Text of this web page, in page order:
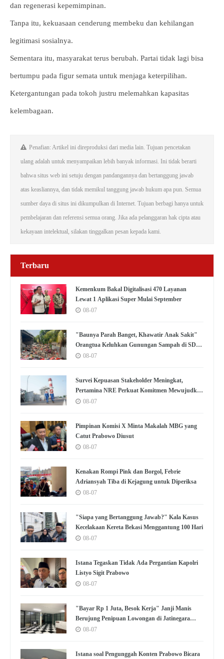
dan regenerasi kepemimpinan.
Tanpa itu, kekuasaan cenderung membeku dan kehilangan
legitimasi sosialnya.
Sementara itu, masyarakat terus berubah. Partai tidak lagi bisa
bertumpu pada figur semata untuk menjaga keterpilihan.
Ketergantungan pada tokoh justru melemahkan kapasitas
kelembagaan.
Penafian: Artikel ini direproduksi dari media lain. Tujuan pencetakan
ulang adalah untuk menyampaikan lebih banyak informasi. Ini tidak berarti
bahwa situs web ini setuju dengan pandangannya dan bertanggung jawab
atas keasliannya, dan tidak memikul tanggung jawab hukum apa pun. Semua
sumber daya di situs ini dikumpulkan di Internet. Tujuan berbagi hanya untuk
pembelajaran dan referensi semua orang. Jika ada pelanggaran hak cipta atau
kekayaan intelektual, silakan tinggalkan pesan kepada kami.
Terbaru
Kemenkum Bakal Digitalisasi 470 Layanan
Lewat 1 Aplikasi Super Mulai September
08-07
"Baunya Parah Banget, Khawatir Anak Sakit"
Orangtua Keluhkan Gunungan Sampah di SDN
Kedaung Kali Angke
08-07
Survei Kepuasan Stakeholder Meningkat,
Pertamina NRE Perkuat Komitmen Mewujudkan
Transisi Energi Berkelanjutan
08-07
Pimpinan Komisi X Minta Makalah MBG yang
Catut Prabowo Diusut
08-07
Kenakan Rompi Pink dan Borgol, Febrie
Adriansyah Tiba di Kejagung untuk Diperiksa
08-07
"Siapa yang Bertanggung Jawab?" Kala Kasus
Kecelakaan Kereta Bekasi Menggantung 100 Hari
08-07
Istana Tegaskan Tidak Ada Pergantian Kapolri
Listyo Sigit Prabowo
08-07
"Bayar Rp 1 Juta, Besok Kerja" Janji Manis
Berujung Penipuan Lowongan di Jatinegara
Jaktim
08-07
Istana soal Pengunggah Konten Prabowo Bicara